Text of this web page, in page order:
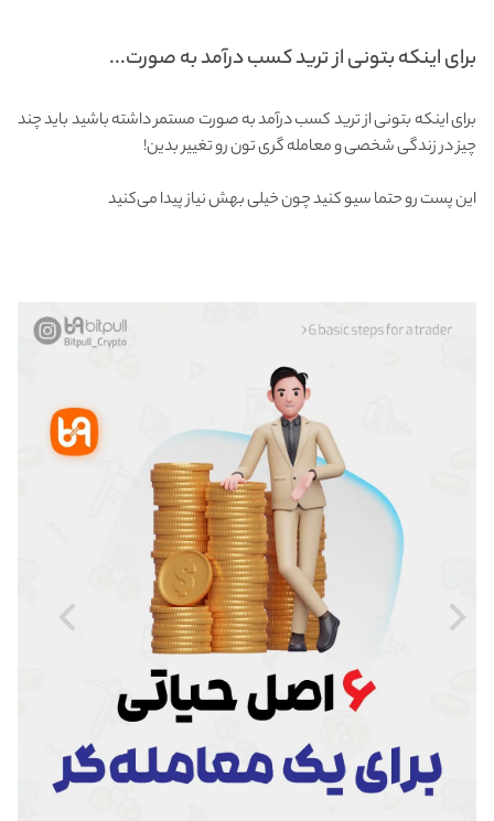
برای اینکه بتونی از ترید کسب درآمد به صورت...
برای اینکه بتونی از ترید کسب درآمد به صورت مستمر داشته باشید باید چند
چیز در زندگی شخصی و معامله گری تون رو تغییر بدین!
این پست رو حتما سیو کنید چون خیلی بهش نیاز پیدا می‌کنید